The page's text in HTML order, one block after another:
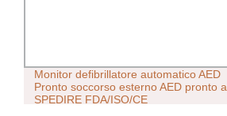
Monitor defibrillatore automatico AED
Pronto soccorso esterno AED pronto a.
SPEDIRE FDA/ISO/CE